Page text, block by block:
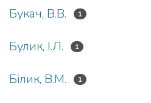
Букач, В.В. 1
Булик, І.Л. 1
Білик, В.М. 1